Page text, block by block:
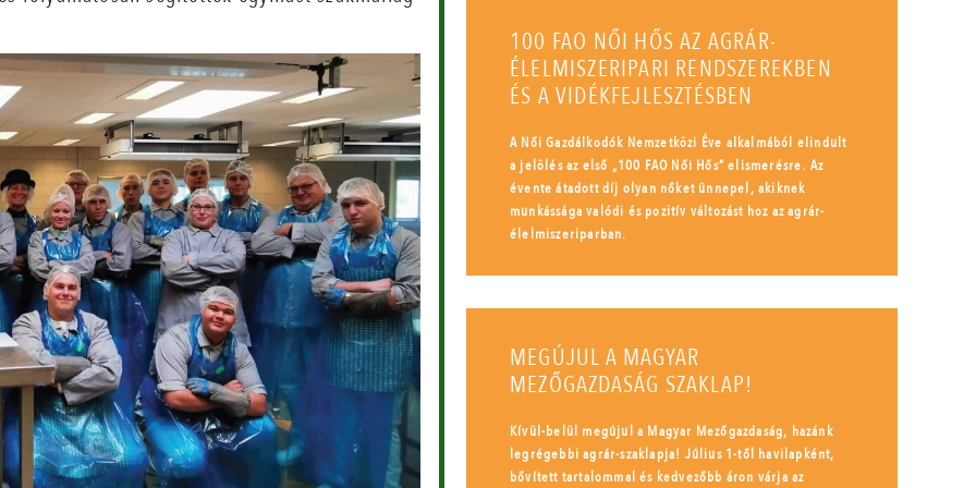
100 FAO NŐI HŐS AZ AGRÁR-
ÉLELMISZERIPARI RENDSZEREKBEN
ÉS A VIDÉKFEJLESZTÉSBEN
A Női Gazdálkodók Nemzetközi Éve alkalmából elindult
a jelölés az első „100 FAO Női Hős” elismerésre. Az
évente átadott díj olyan nőket ünnepel, akiknek
munkássága valódi és pozitív változást hoz az agrár-
élelmiszeriparban.
MEGÚJUL A MAGYAR
MEZŐGAZDASÁG SZAKLAP!
Kívül-belül megújul a Magyar Mezőgazdaság, hazánk
legrégebbi agrár-szaklapja! Július 1-től havilapként,
bővített tartalommal és kedvezőbb áron várja az